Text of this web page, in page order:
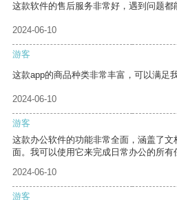
这款软件的售后服务非常好，遇到问题都
2024-06-10
游客
这款app的商品种类非常丰富，可以满足
2024-06-10
游客
这款办公软件的功能非常全面，涵盖了
面。我可以使用它来完成日常办公的所有
2024-06-10
游客